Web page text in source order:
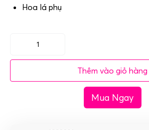
Hoa lá phụ
Giỏ
hoa
Thêm vào giỏ hàng
Mua Ngay